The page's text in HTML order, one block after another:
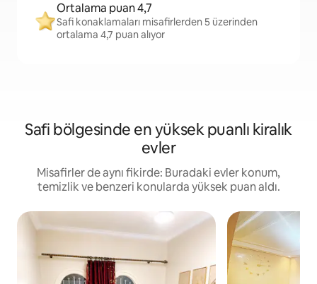
Ortalama puan 4,7
Safi konaklamaları misafirlerden 5 üzerinden
ortalama 4,7 puan alıyor
Safi bölgesinde en yüksek puanlı kiralık
evler
Misafirler de aynı fikirde: Buradaki evler konum,
temizlik ve benzeri konularda yüksek puan aldı.